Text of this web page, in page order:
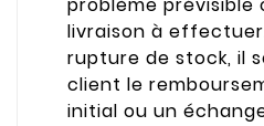
problème
livraison à
rupture de stock, il
client le
initial ou un